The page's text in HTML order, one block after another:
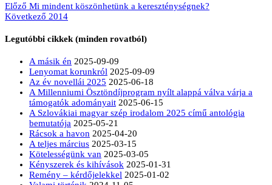
Előző Mi mindent köszönhetünk a kereszténységnek?
Következő 2014
Legutóbbi cikkek (minden rovatból)
A másik én 2025-09-09
Lenyomat korunkról 2025-09-09
Az év novellái 2025 2025-06-18
A Millenniumi Ösztöndíjprogram nyílt alappá válva várja a
támogatók adományait 2025-06-15
A Szlovákiai magyar szép irodalom 2025 című antológia
bemutatója 2025-05-21
Rácsok a havon 2025-04-20
A teljes március 2025-03-15
Kötelességünk van 2025-03-05
Kényszerek és kihívások 2025-01-31
Remény – kérdőjelekkel 2025-01-02